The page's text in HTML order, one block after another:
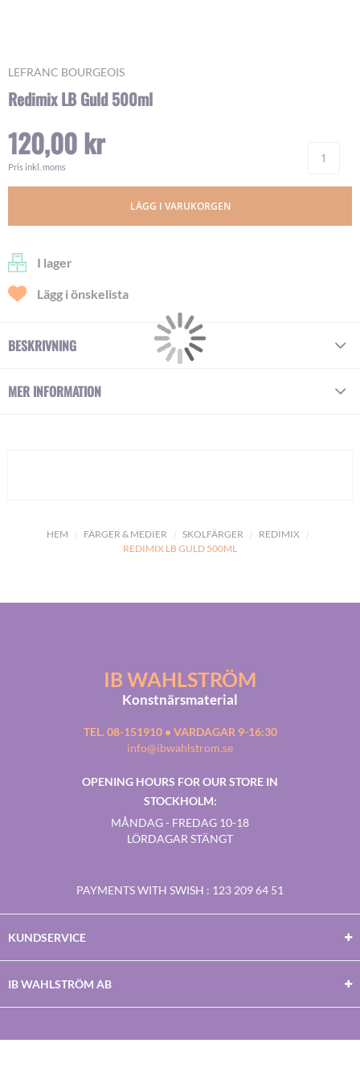
HEM FÄRGER & MEDIER SKOLFÄRGER
REDIMIX
REDIMIX LB GULD 500ML
LEFRANC BOURGEOIS
Redimix LB Guld 500ml
120,00 kr
Pris inkl. moms
LÄGG I VARUKORGEN
I lager
Lägg i önskelista
Skip
the
of
the
images
BESKRIVNING
MER INFORMATION
IB WAHLSTRÖM
Konstnärsmaterial
TEL. 08-151910 • VARDAGAR 9-16:30
info@ibwahlstrom.se
OPENING HOURS FOR OUR STORE IN
STOCKHOLM:
MÅNDAG - FREDAG 10-18
LÖRDAGAR STÄNGT
PAYMENTS WITH SWISH : 123 209 64 51
KUNDSERVICE
IB WAHLSTRÖM AB
Facebook
TwitterYoutubeInstagram